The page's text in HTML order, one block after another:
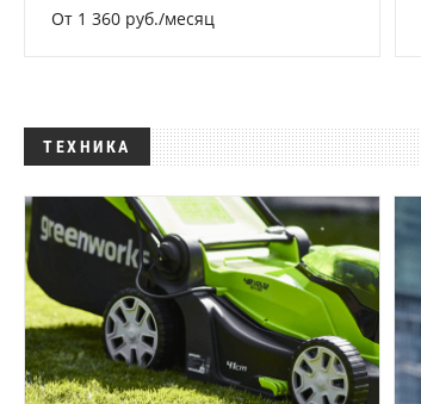
От 1 360 руб./месяц
ТЕХНИКА